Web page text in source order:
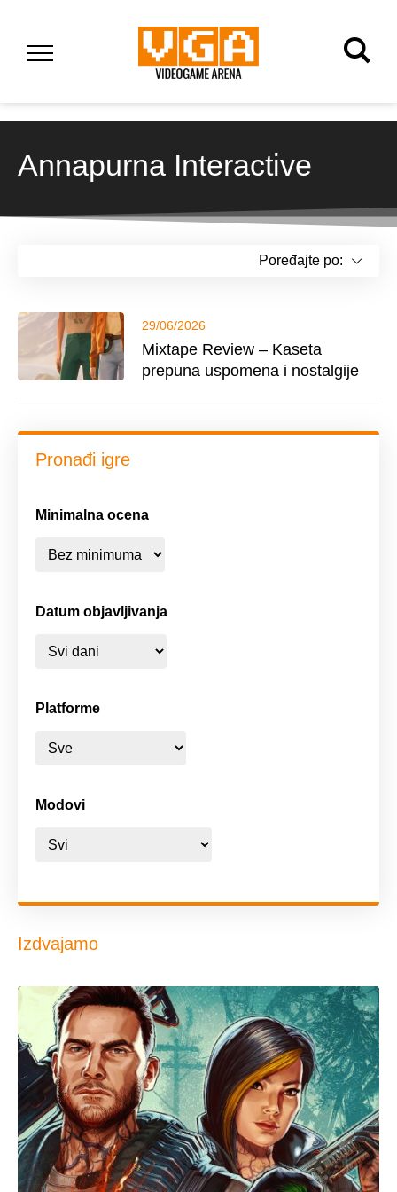
Annapurna Interactive
Poređajte po:
29/06/2026
Mixtape Review – Kaseta
prepuna uspomena i nostalgije
Pronađi igre
Minimalna ocena
Datum objavljivanja
Platforme
Modovi
Izdvajamo